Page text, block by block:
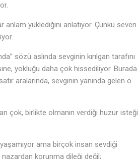
anlam yüklediğini anlatıyor. Çünkü seven
sözü aslında sevginin kırılgan tarafını
yokluğu daha çok hissediliyor. Burada
aralarında, sevginin yanında gelen o
çok, birlikte olmanın verdiği huzur isteği
ama birçok insan sevdiği
nazardan korunma dileği değil;